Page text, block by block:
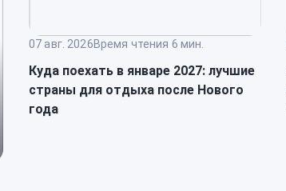
07 авг. 2026Время чтения 6 мин.
Куда поехать в январе 2027: лучшие
страны для отдыха после Нового
года